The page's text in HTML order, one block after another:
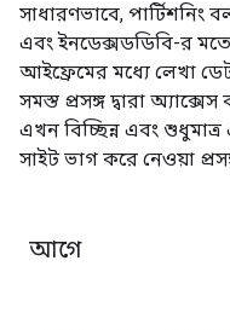
সাধারণভাবে,
এবং ইনডেক্সডডিবি-র
আইফ্রেমের মধ্যে লেখা
সমস্ত প্রসঙ্গ দ্বারা
এখন বিচ্ছিন্ন এবং
সাইট ভাগ করে নেওয়া
আগে